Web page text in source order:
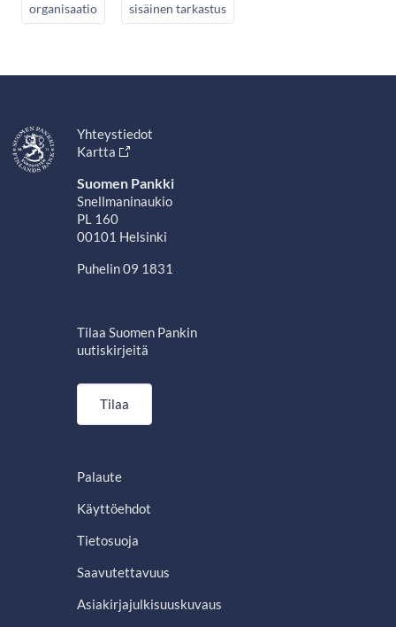
organisaatio sisäinen tarkastus
Yhteystiedot
Kartta
Suomen Pankki
Snellmaninaukio
PL 160
00101 Helsinki
Puhelin 09 1831
Tilaa Suomen Pankin
uutiskirjeitä
Tilaa
Palaute
Käyttöehdot
Tietosuoja
Saavutettavuus
Asiakirjajulkisuuskuvaus